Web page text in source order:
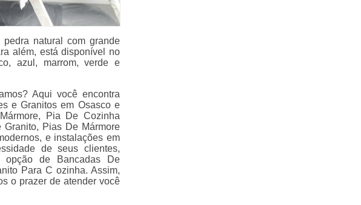
natural com grande
além, está disponível no
azul, marrom, verde e
Aqui você encontra
e Granitos em Osasco e
Pia De Cozinha
Pias De Mármore
e instalações em
de seus clientes,
opção de Bancadas De
Para C ozinha. Assim,
o prazer de atender você